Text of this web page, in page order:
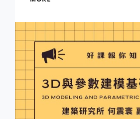
考
與
商
業
營